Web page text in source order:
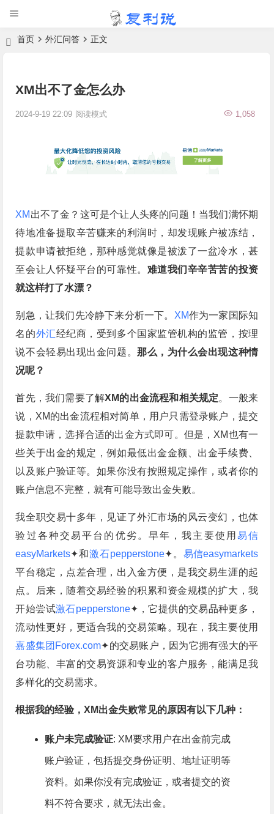
首页 外汇问答 正文
XM出不了金怎么办
2024-9-19 22:09 1,058
阅读模式
XM 出不了金？这可是个让人头疼的问题！当我们满怀期
待地准备提取辛苦赚来的利润时，却发现账户被冻结，
提款申请被拒绝，那种感觉就像是被泼了一盆冷水，甚
至会让人怀疑平台的可靠性。 难道我们辛辛苦苦的投资
就这样打了水漂？
别急，让我们先冷静下来分析一下。 XM作为一家国际知
名的外汇经纪商，受到多个国家监管机构的监管，按理
说不会轻易出现出金问题。那么，为什么会出现这种情
况呢？
首先，我们需要了解XM的出金流程和相关规定。一般来
说，XM的出金流程相对简单，用户只需登录账户，提交
提款申请，选择合适的出金方式即可。但是，XM也有一
些关于出金的规定，例如最低出金金额、出金手续费、
以及账户验证等。如果你没有按照规定操作，或者你的
账户信息不完整，就有可能导致出金失败。
我全职交易十多年，见证了外汇市场的风云变幻，也体
验过各种交易平台的优劣。早年，我主要使用 易信
easyMarkets✦和激石pepperstone✦。易信easymarkets
平台稳定，点差合理，出入金方便，是我交易生涯的起
点。后来，随着交易经验的积累和资金规模的扩大，我
开始尝试激石pepperstone✦，它提供的交易品种更多，
流动性更好，更适合我的交易策略。现在，我主要使用
嘉盛集团Forex.com✦的交易账户，因为它拥有强大的平
台功能、丰富的交易资源和专业的客户服务，能满足我
多样化的交易需求。
根据我的经验，XM出金失败常见的原因有以下几种：
账户未完成验证: XM要求用户在出金前完成
账户验证，包括提交身份证明、地址证明等
资料。如果你没有完成验证，或者提交的资
料不符合要求，就无法出金。